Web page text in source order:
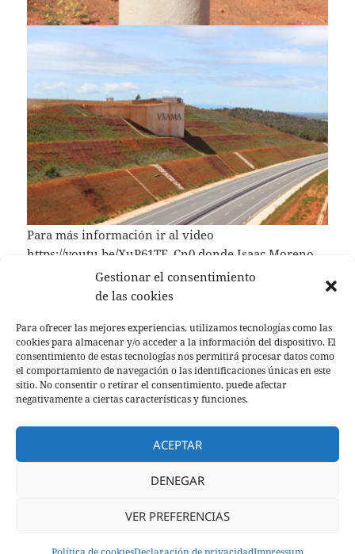
Gestionar el consentimiento
de las cookies
Para ofrecer las mejores experiencias, utilizamos tecnologías como las
cookies para almacenar y/o acceder a la información del dispositivo. El
consentimiento de estas tecnologías nos permitirá procesar datos como
el comportamiento de navegación o las identificaciones únicas en este
sitio. No consentir o retirar el consentimiento, puede afectar
negativamente a ciertas características y funciones.
ACEPTAR
DENEGAR
VER PREFERENCIAS
Para más información ir al video
https://youtu.be/XuP61TE_Cn0 donde Isaac Moreno
Gallo, que ha participado en el diseño de todo lo
anterior da una conferencia sobre el tema.
Este autor tiene muchos videos divulgativos sobre
sobre infraestructuras de la antigüedad.
Publicado
7 mayo, 2024 Autor
jabinos Categorías
Sin categoría,turismo
Tlf. +34 680 86 23 69 / + 34 676 20 98 86 E-mail:
lachimeneadesoria@gmail.com